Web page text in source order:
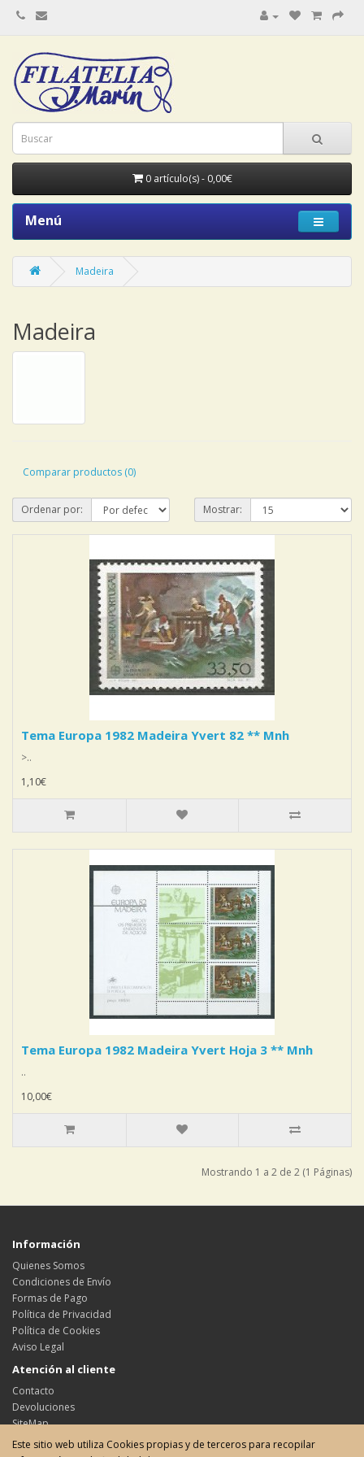
0 artículo(s) - 0,00€
Menú
Madeira
Madeira
Comparar productos (0)
Ordenar por: Mostrar:
Tema Europa 1982 Madeira Yvert 82 ** Mnh
>..
1,10€
Tema Europa 1982 Madeira Yvert Hoja 3 ** Mnh
..
10,00€
Mostrando 1 a 2 de 2 (1 Páginas)
Información
Quienes Somos
Condiciones de Envío
Formas de Pago
Política de Privacidad
Política de Cookies
Aviso Legal
Atención al cliente
Contacto
Devoluciones
SiteMap
Su cuenta
Este sitio web utiliza Cookies propias y de terceros para recopilar